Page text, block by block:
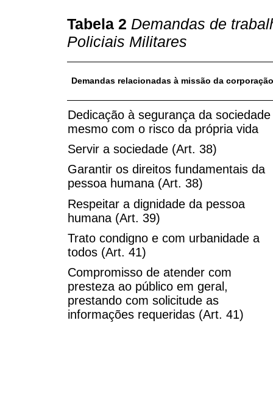
Tabela 2 Demandas de
Policiais Militares
Demandas relacionadas à missão da corporação
Dedicação à segurança da sociedade
mesmo com o risco da própria vida
Servir a sociedade (Art. 38)
Garantir os direitos fundamentais da
pessoa humana (Art. 38)
Respeitar a dignidade da pessoa
humana (Art. 39)
Trato condigno e com urbanidade a
todos (Art. 41)
Compromisso de atender com
presteza ao público em geral,
prestando com solicitude as
informações requeridas (Art. 41)